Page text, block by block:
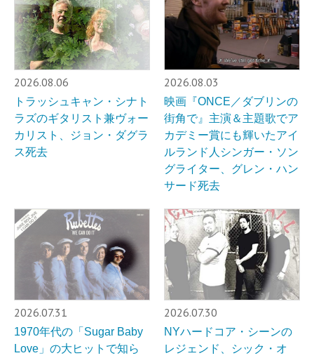
2026.08.06
トラッシュキャン・シナト
ラズのギタリスト兼ヴォー
カリスト、ジョン・ダグラ
ス死去
2026.08.03
映画『ONCE／ダブリンの
街角で』主演＆主題歌でア
カデミー賞にも輝いたアイ
ルランド人シンガー・ソン
グライター、グレン・ハン
サード死去
2026.07.31
1970年代の「Sugar Baby
Love」の大ヒットで知ら
2026.07.30
NYハードコア・シーンの
レジェンド、シック・オ